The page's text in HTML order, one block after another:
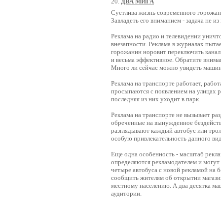
Суетлива жизнь современного
Завладеть его вниманием - задача не
Реклама на радио и телевидении
внезапности. Реклама в журналах
горожанин норовит переключить
и весьма эффективное. Обратите
Много ли сейчас можно увидеть
Реклама на транспорте работает,
просыпаются с появлением на улицах
последняя из них уходит в парк.
Реклама на транспорте не вызывает
обреченные на вынужденное
разглядывают каждый автобус или
особую привлекательность данного
Еще одна особенность - масштаб
определяются рекламодателем и
четыре автобуса с новой рекламой на
сообщить жителям об открытии
местному населению. А два десятка
аудитории.